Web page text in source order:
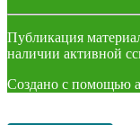
Публикация
наличии активной
Создано с помощью